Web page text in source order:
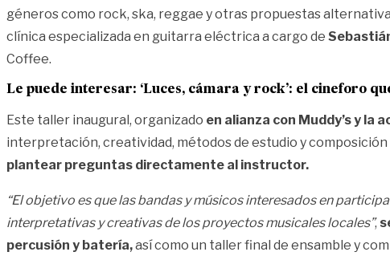
géneros como rock, ska, reggae y otras propuestas
clínica especializada en guitarra eléctrica a cargo de
Coffee.
Le puede interesar: ‘Luces, cámara y rock’: el cineforo
Este taller inaugural, organizado en alianza con Muddy’s y la
interpretación, creatividad, métodos de estudio y
plantear preguntas directamente al instructor.
“El objetivo es que las bandas y músicos interesados en
interpretativas y creativas de los proyectos musicales locales”,
percusión y batería,así como un taller final de ensamble y